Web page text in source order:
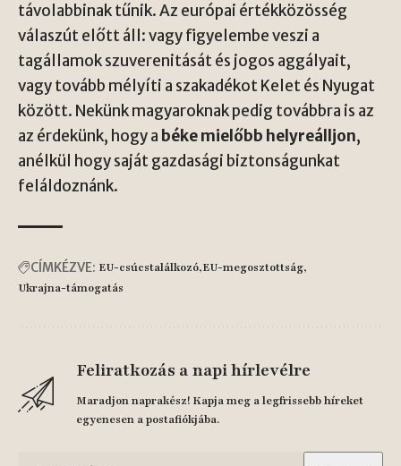
távolabbinak tűnik. Az európai értékközösség
válaszút előtt áll: vagy figyelembe veszi a
tagállamok szuverenitását és jogos aggályait,
vagy tovább mélyíti a szakadékot Kelet és Nyugat
között. Nekünk magyaroknak pedig továbbra is az
az érdekünk, hogy a béke mielőbb helyreálljon,
anélkül hogy saját gazdasági biztonságunkat
feláldoznánk.
CÍMKÉZVE: EU-csúcstalálkozó EU-megosztottság
Ukrajna-támogatás
Feliratkozás a napi hírlevélre
Maradjon naprakész! Kapja meg a legfrissebb híreket
egyenesen a postafiókjába.